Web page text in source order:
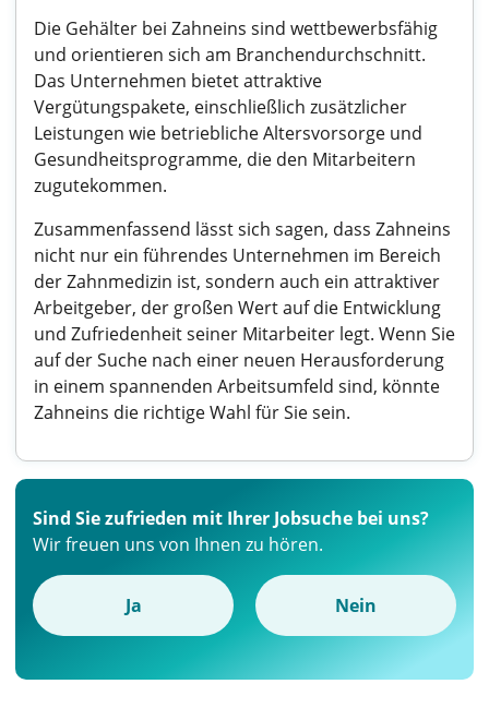
Die Gehälter bei Zahneins sind wettbewerbsfähig
und orientieren sich am Branchendurchschnitt.
Das Unternehmen bietet attraktive
Vergütungspakete, einschließlich zusätzlicher
Leistungen wie betriebliche Altersvorsorge und
Gesundheitsprogramme, die den Mitarbeitern
zugutekommen.
Zusammenfassend lässt sich sagen, dass Zahneins
nicht nur ein führendes Unternehmen im Bereich
der Zahnmedizin ist, sondern auch ein attraktiver
Arbeitgeber, der großen Wert auf die Entwicklung
und Zufriedenheit seiner Mitarbeiter legt. Wenn Sie
auf der Suche nach einer neuen Herausforderung
in einem spannenden Arbeitsumfeld sind, könnte
Zahneins die richtige Wahl für Sie sein.
Sind Sie zufrieden mit Ihrer Jobsuche bei uns?
Wir freuen uns von Ihnen zu hören.
Ja Nein